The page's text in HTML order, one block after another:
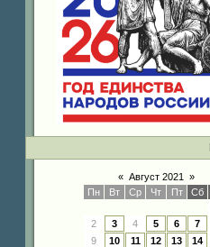
« Август 2021
»
Пн
Вт Ср Чт Пт Сб
2
3 4 5 6 7
9
10 11 12 13 14